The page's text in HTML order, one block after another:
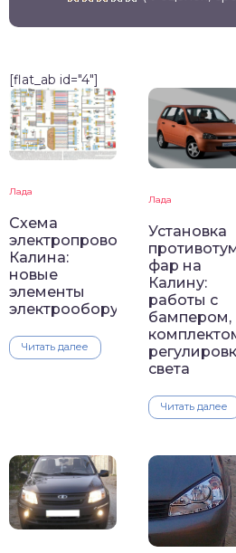
[flat_ab id="4"]
Лада
Схема
электропроводки
Калина:
новые
элементы
электрооборудования
Читать далее
Лада
Установка
фар на
Калину:
работы с
бампером,
света
Читать далее